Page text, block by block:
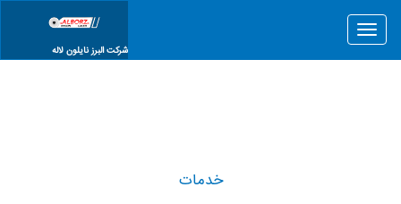
Toggle
navigation
شرکت البرز نایلون لاله
خدمات